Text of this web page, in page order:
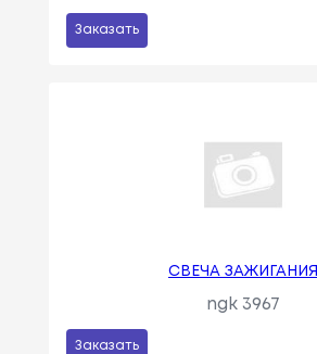
Заказать
СВЕЧА ЗАЖИГАНИЯ
ngk 3967
Заказать